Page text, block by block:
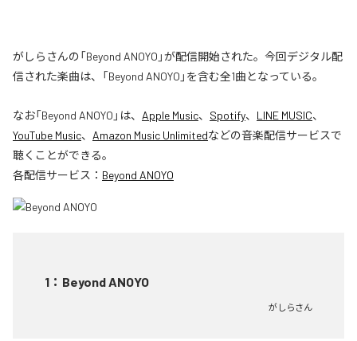
がしらさんの「Beyond ANOYO」が配信開始された。今回デジタル配
信された楽曲は、「Beyond ANOYO」を含む全1曲となっている。
なお「Beyond ANOYO 」は、 Apple Music、 Spotify、 LINE MUSIC、
YouTube Music、 Amazon Music Unlimitedなどの音楽配信サービスで
聴くことができる。
各配信サービス： Beyond ANOYO
1 ： Beyond ANOYO
がしらさん